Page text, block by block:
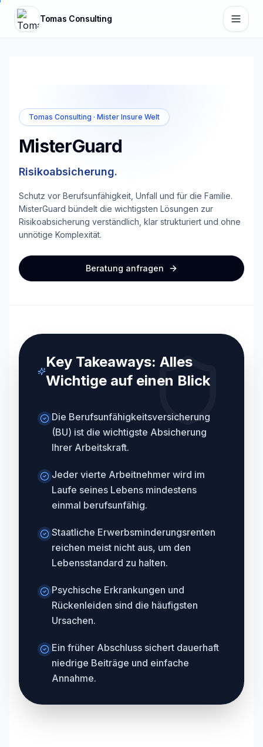
Zum Hauptinhalt springen
Tomas Consulting
Tomas Consulting · Mister Insure Welt
MisterGuard
Risikoabsicherung.
Schutz vor Berufsunfähigkeit, Unfall und für die Familie.
MisterGuard bündelt die wichtigsten Lösungen zur
Risikoabsicherung verständlich, klar strukturiert und ohne
unnötige Komplexität.
Beratung anfragen
Key Takeaways: Alles
Wichtige auf einen Blick
Die Berufsunfähigkeitsversicherung
(BU) ist die wichtigste Absicherung
Ihrer Arbeitskraft.
Jeder vierte Arbeitnehmer wird im
Laufe seines Lebens mindestens
einmal berufsunfähig.
Staatliche Erwerbsminderungsrenten
reichen meist nicht aus, um den
Lebensstandard zu halten.
Psychische Erkrankungen und
Rückenleiden sind die häufigsten
Ursachen.
Ein früher Abschluss sichert dauerhaft
niedrige Beiträge und einfache
Annahme.